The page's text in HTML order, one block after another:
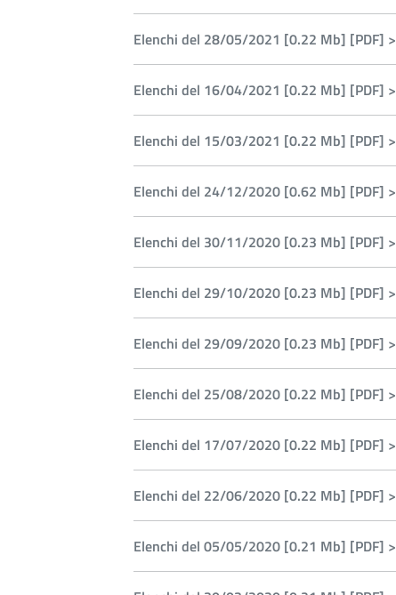
Elenchi del 28/05/2021 [0.22 Mb] [PDF] >
Elenchi del 16/04/2021 [0.22 Mb] [PDF] >
Elenchi del 15/03/2021 [0.22 Mb] [PDF] >
Elenchi del 24/12/2020 [0.62 Mb] [PDF] >
Elenchi del 30/11/2020 [0.23 Mb] [PDF] >
Elenchi del 29/10/2020 [0.23 Mb] [PDF] >
Elenchi del 29/09/2020 [0.23 Mb] [PDF] >
Elenchi del 25/08/2020 [0.22 Mb] [PDF] >
Elenchi del 17/07/2020 [0.22 Mb] [PDF] >
Elenchi del 22/06/2020 [0.22 Mb] [PDF] >
Elenchi del 05/05/2020 [0.21 Mb] [PDF] >